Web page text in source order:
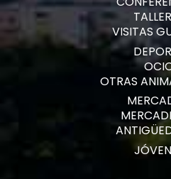
VISITAS
OTRAS